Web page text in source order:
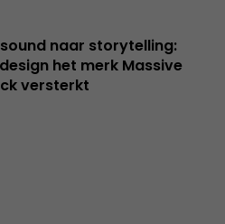
naar storytelling:
het merk Massive
versterkt